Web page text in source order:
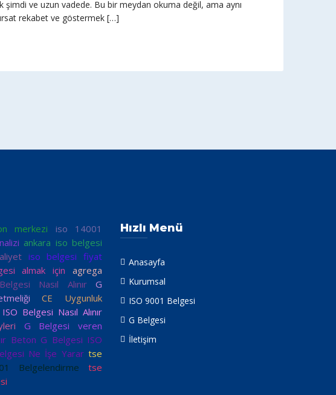
şimdi ve uzun vadede. Bu bir meydan okuma değil, ama aynı
rekabet ve göstermek […]
merkezi
iso 14001
ankara iso belgesi
iso belgesi fiyat
almak için
agrega
Nasıl Alınır
G
CE Uygunluk
ISO Belgesi Nasıl Alınır
G Belgesi veren
Beton G Belgesi ISO
Ne İşe Yarar tse
Belgelendirme
tse
Hızlı Menü
Anasayfa
Kurumsal
ISO 9001 Belgesi
G Belgesi
İletişim